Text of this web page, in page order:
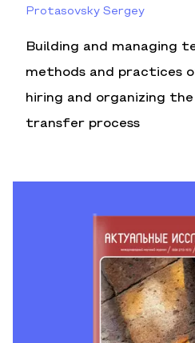
Protasovsky Sergey
Building and managing
methods and practices
hiring and organizing
transfer process